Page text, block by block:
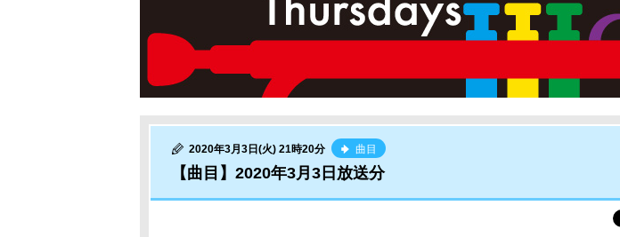
2020年3月3日(火) 21時20分 曲目
【曲目】2020年3月3日放送分